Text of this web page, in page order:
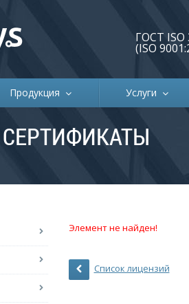
ГОСТ ISO
(ISO
Продукция Услуги
Элемент не найден!
Список лицензий